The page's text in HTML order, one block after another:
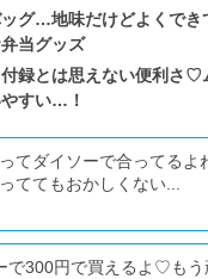
グ…地味だけどよくでき
当グッズ
録とは思えない便利さ♡
すい…！
てダイソーで合ってる
ててもおかしくない...
で300円で買えるよ♡もう